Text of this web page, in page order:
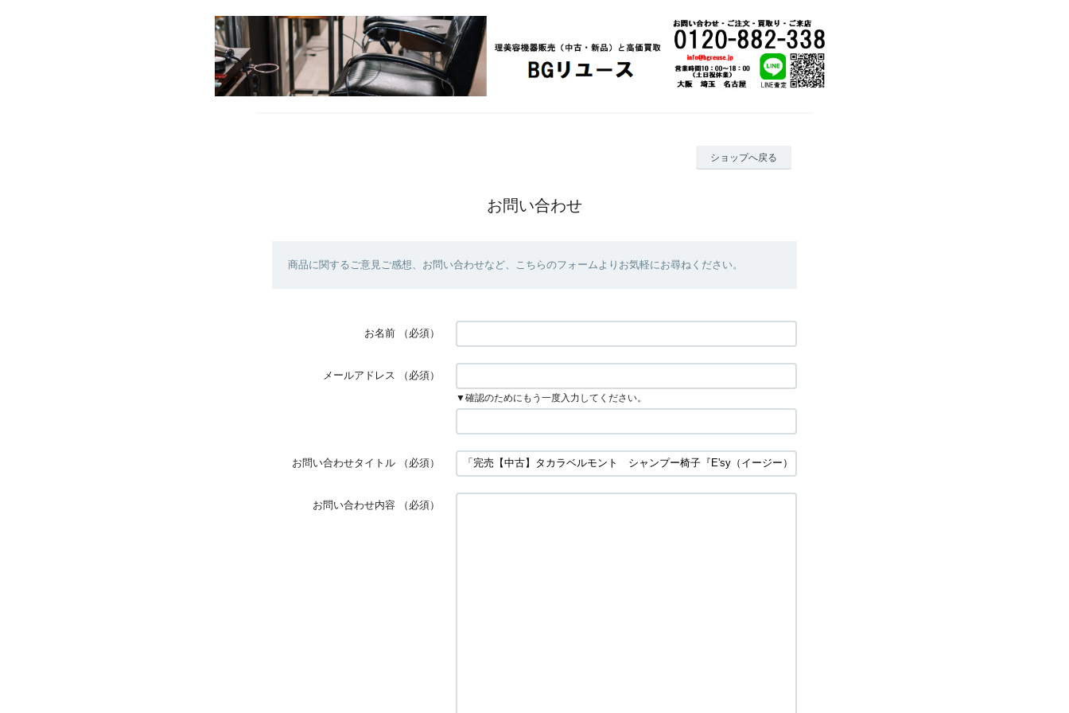
ショップへ戻る
お問い合わせ
商品に関するご意見ご感想、お問い合わせなど、こちらのフォームよりお気軽にお尋ねください。
お名前 （必須）
メールアドレス （必須）
▼確認のためにもう一度入力してください。
お問い合わせタイトル （必須）
お問い合わせ内容 （必須）